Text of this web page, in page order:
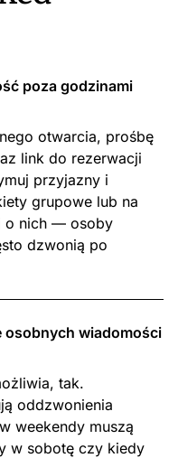
poza godzinami
otwarcia, prośbę
link do rezerwacji
przyjazny i
grupowe lub na
o nich — osoby
dzwonią po
osobnych wiadomości
tak.
oddzwonienia
weekendy muszą
w sobotę czy kiedy